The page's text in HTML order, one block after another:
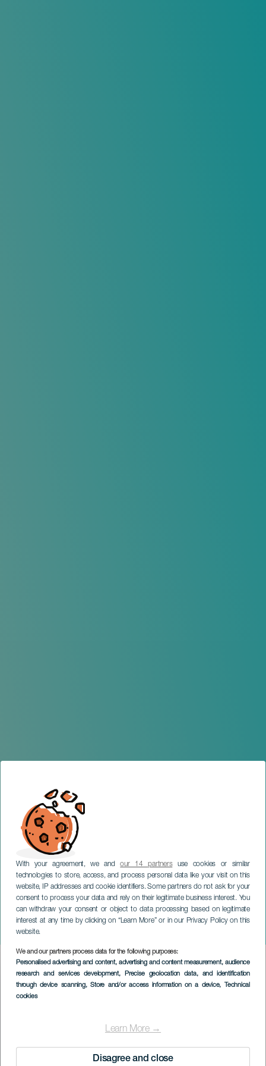
With your agreement, we andour 14 partnersuse cookies or similar
technologies to store, access, and process personal data like your visit on this
website, IP addresses and cookie identifiers. Some partners do not ask for your
consent to process your data and rely on their legitimate business interest. You
can withdraw your consent or object to data processing based on legitimate
interest at any time by clicking on “Learn More” or in our Privacy Policy on this
website.
We and our partners process data for the following purposes:
Personalised advertising and content, advertising and content measurement, audience
research and services development, Precise geolocation data, and identification
through device scanning, Store and/or access information on a device, Technical
cookies
Learn More →
Disagree and close
Fantasia kirjakauppa
TENERIFFA
Imagen
Listado